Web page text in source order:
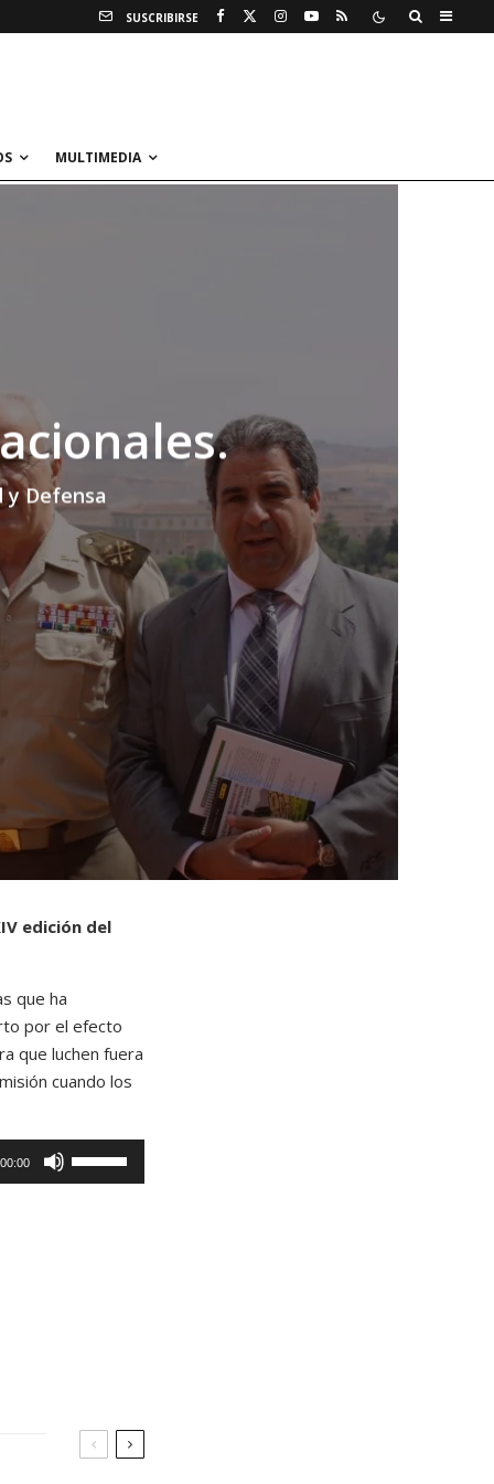
SUSCRIBIRSE
MULTIMEDIA
y Defensa
edición del
que ha
por el efecto
que luchen fuera
cuando los
00:00
t